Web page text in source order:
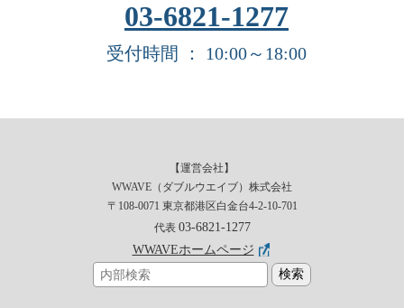
03-6821-1277
受付時間 ： 10:00～18:00
【運営会社】
WWAVE（ダブルウエイブ）株式会社
〒108-0071 東京都港区白金台4-2-10-701
代表 03-6821-1277
WWAVEホームページ